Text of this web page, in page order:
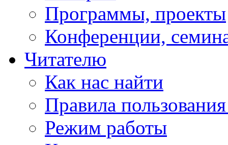
Программы, проекты
Конференции,
Читателю
Как нас найти
Правила
Режим работы